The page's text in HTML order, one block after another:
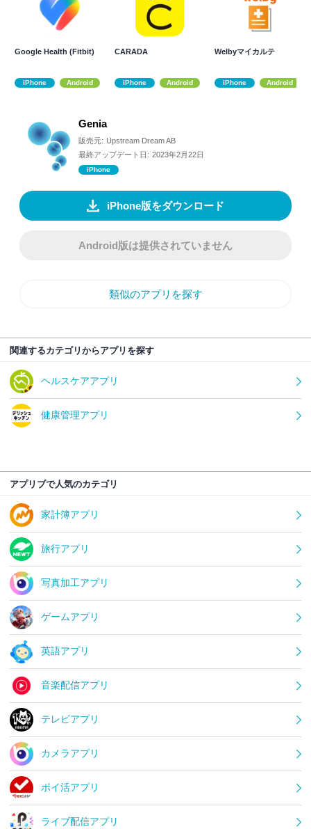
Google Health (Fitbit)
iPhone Android
CARADA
iPhone Android
Welbyマイカルテ
iPhone Android
Genia
販売元: Upstream Dream AB
最終アップデート日: 2023年2月22日
iPhone
iPhone版をダウンロード
Android版は提供されていません
類似のアプリを探す
関連するカテゴリからアプリを探す
ヘルスケアアプリ
健康管理アプリ
アプリブで人気のカテゴリ
家計簿アプリ
旅行アプリ
写真加工アプリ
ゲームアプリ
英語アプリ
音楽配信アプリ
テレビアプリ
カメラアプリ
ポイ活アプリ
ライブ配信アプリ